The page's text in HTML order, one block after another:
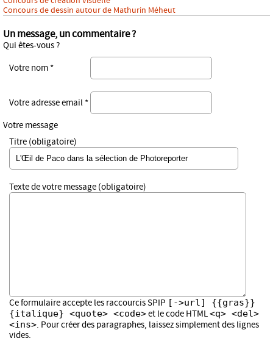
Concours de dessin autour de Mathurin Méheut
Un message, un commentaire ?
Qui êtes-vous ?
Votre nom *
Votre adresse email *
Votre message
Titre (obligatoire)
Texte de votre message (obligatoire)
Ce formulaire accepte les raccourcis SPIP [->url] {{gras}}
{italique} <quote> <code>et le code HTML<q> <del>
<ins>. Pour créer des paragraphes, laissez simplement des lignes
vides.